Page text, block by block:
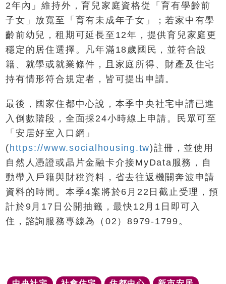
2年內」維持外，育兒家庭資格從「育有學齡前
子女」放寬至「育有未成年子女」；若家中有學
齡前幼兒，租期可延長至12年，提供育兒家庭更
穩定的居住選擇。凡年滿18歲國民，並符合設
籍、就學或就業條件，且家庭所得、財產及住宅
持有情形符合規定者，皆可提出申請。
最後，國家住都中心說，本季中央社宅申請已進
入倒數階段，全面採24小時線上申請。民眾可至
「安居好室入口網」
( https://www.socialhousing.tw)註冊，並使用
自然人憑證或晶片金融卡介接MyData服務，自
動帶入戶籍與財稅資料，省去往返機關奔波申請
資料的時間。本季4案將於6月22日截止受理，預
計於9月17日公開抽籤，最快12月1日即可入
住，諮詢服務專線為（02）8979-1799。